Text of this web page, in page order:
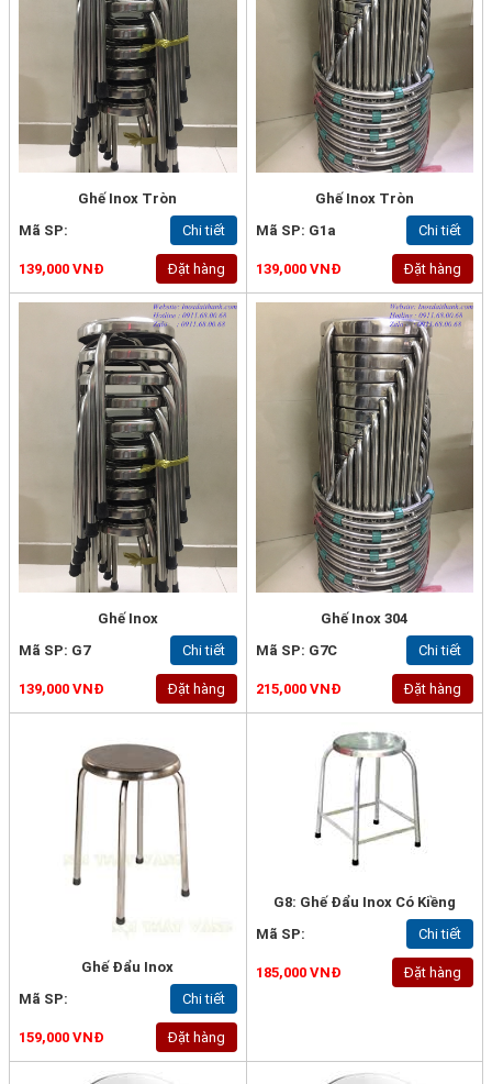
Ghế Inox Tròn
Mã SP:
Chi tiết
139,000 VNĐ Đặt hàng
Ghế Inox Tròn
Mã SP: G1a
Chi tiết
139,000 VNĐ Đặt hàng
Ghế Inox
Mã SP: G7
Chi tiết
139,000 VNĐ Đặt hàng
Ghế Inox 304
Mã SP: G7C
Chi tiết
215,000 VNĐ Đặt hàng
Ghế Đẩu Inox
Mã SP:
Chi tiết
159,000 VNĐ Đặt hàng
G8: Ghế Đẩu Inox Có Kiềng
Mã SP:
Chi tiết
185,000 VNĐ Đặt hàng